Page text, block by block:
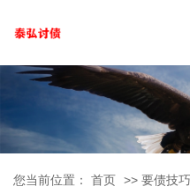
您当前位置： 首页 >> 要债技巧